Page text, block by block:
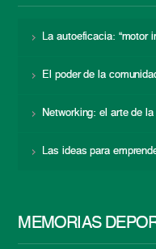
La autoeficacia: “motor
El poder de la
Networking: el arte de la
Las ideas para
MEMORIAS